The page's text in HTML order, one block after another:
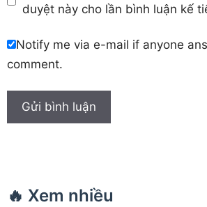
duyệt này cho lần bình luận kế
Notify me via e-mail if anyone
comment.
🔥 Xem nhiều